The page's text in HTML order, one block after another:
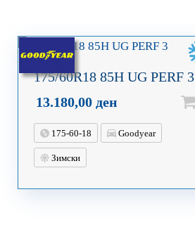
175/60R18 85H UG PERF 3
13.180,00 ден
175-60-18 Goodyear
Зимски